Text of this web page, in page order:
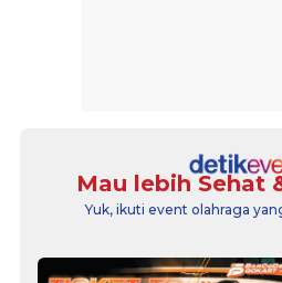
Mau lebih Sehat
Yuk, ikuti event olahraga